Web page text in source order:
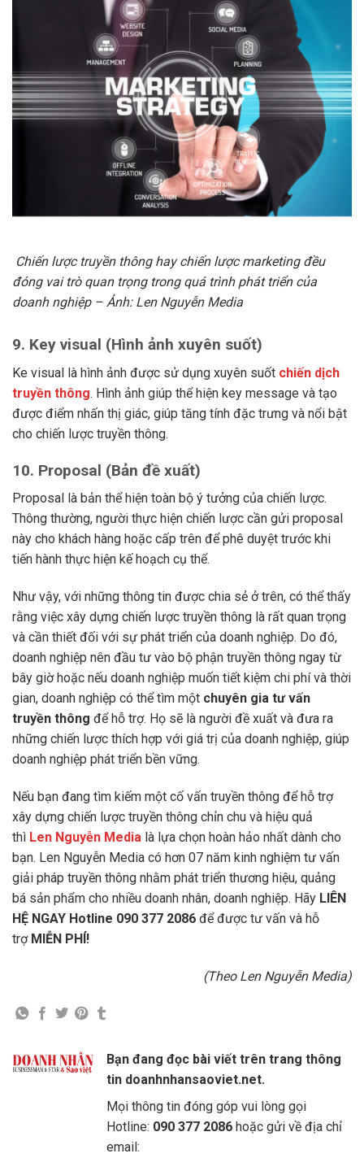
Chiến lược truyền thông hay chiến lược marketing đều
đóng vai trò quan trọng trong quá trình phát triển của
doanh nghiệp – Ảnh: Len Nguyễn Media
9. Key visual (Hình ảnh xuyên suốt)
Ke visual là hình ảnh được sử dụng xuyên suốt chiến dịch
truyền thông. Hình ảnh giúp thể hiện key message và tạo
được điểm nhấn thị giác, giúp tăng tính đặc trưng và nổi bật
cho chiến lược truyền thông.
10. Proposal (Bản đề xuất)
Proposal là bản thể hiện toàn bộ ý tưởng của chiến lược.
Thông thường, người thực hiện chiến lược cần gửi proposal
này cho khách hàng hoặc cấp trên để phê duyệt trước khi
tiến hành thực hiện kế hoạch cụ thể.
Như vậy, với những thông tin được chia sẻ ở trên, có thể thấy
rằng việc xây dựng chiến lược truyền thông là rất quan trọng
và cần thiết đối với sự phát triển của doanh nghiệp. Do đó,
doanh nghiệp nên đầu tư vào bộ phận truyền thông ngay từ
bây giờ hoặc nếu doanh nghiệp muốn tiết kiệm chi phí và thời
gian, doanh nghiệp có thể tìm một chuyên gia tư vấn
truyền thông để hỗ trợ. Họ sẽ là người đề xuất và đưa ra
những chiến lược thích hợp với giá trị của doanh nghiệp, giúp
doanh nghiệp phát triển bền vững.
Nếu bạn đang tìm kiếm một cố vấn truyền thông để hỗ trợ
xây dựng chiến lược truyền thông chỉn chu và hiệu quả
thì Len Nguyễn Media là lựa chọn hoàn hảo nhất dành cho
bạn. Len Nguyễn Media có hơn 07 năm kinh nghiệm tư vấn
giải pháp truyền thông nhằm phát triển thương hiệu, quảng
bá sản phẩm cho nhiều doanh nhân, doanh nghiệp. Hãy LIÊN
HỆ NGAY Hotline 090 377 2086 để được tư vấn và hỗ
trợ MIỄN PHÍ!
(Theo Len Nguyễn Media)
Bạn đang đọc bài viết trên trang thông
tin doanhnhansaoviet.net.
Mọi thông tin đóng góp vui lòng gọi
Hotline: 090 377 2086 hoặc gửi về địa chỉ
email: